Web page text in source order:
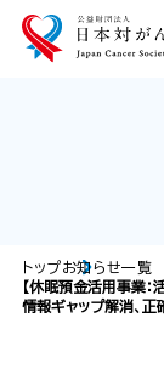
トップお知らせ一覧
【休眠預金活用事業
情報ギャップ解消、